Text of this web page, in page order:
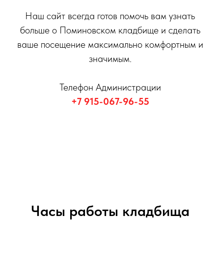
Наш сайт всегда готов помочь вам узнать
больше о Поминовском кладбище и сделать
ваше посещение максимально комфортным и
значимым.
Телефон Администрации
+7 915-067-96-55
Часы работы кладбища